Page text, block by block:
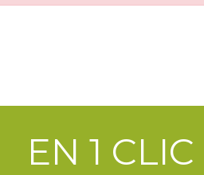
EN 1 CLIC